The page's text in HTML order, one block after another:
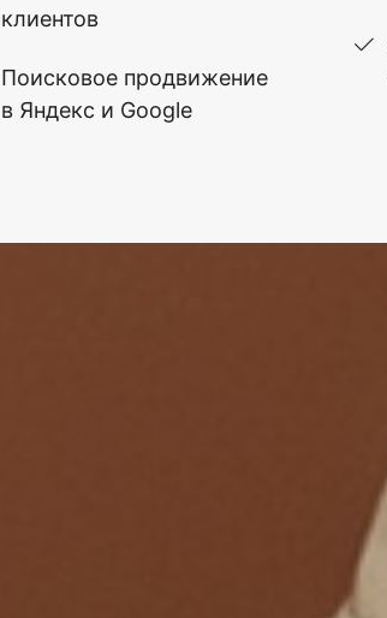
клиентов
Поисковое продвижение
в Яндекс и Google